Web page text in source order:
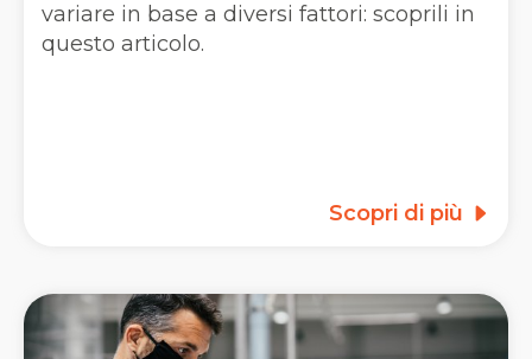
variare in base a diversi fattori: scoprili in
questo articolo.
Scopri di più